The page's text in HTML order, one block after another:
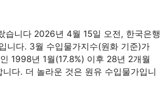
니다 2026년 4월 15일 오전, 한국은행
니다. 3월 수입물가지수(원화 기준)가
1998년 1월(17.8%) 이후 28년 2개월
다. 더 놀라운 것은 원유 수입물가입니